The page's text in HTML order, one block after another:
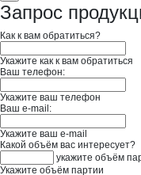
Запрос
Как к вам обратиться?
Укажите как к вам обратиться
Ваш телефон:
Укажите ваш телефон
Ваш e-mail:
Укажите ваш e-mail
Какой объём вас интересует?
укажите объём
Укажите объём партии